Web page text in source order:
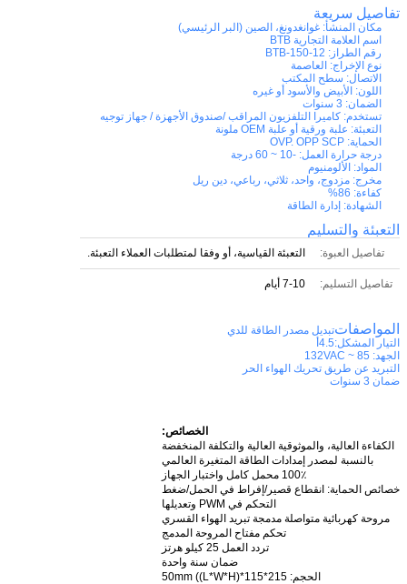
تفاصيل سريعة
مكان المنشأ: غوانغدونغ، الصين (البر الرئيسي)
اسم العلامة التجارية BTB
رقم الطراز: BTB-150-12
نوع الإخراج: العاصمة
الاتصال: سطح المكتب
اللون: الأبيض والأسود أو غيره
الضمان: 3 سنوات
تستخدم: كاميرا التلفزيون المراقب /صندوق الأجهزة / جهاز توجيه
التعبئة: علبة ورقية أو علبة OEM ملونة
الحماية: OVP. OPP SCP
درجة حرارة العمل: -10 ~ 60 درجة
المواد: الألومنيوم
مخرج: مزدوج، واحد، ثلاثي، رباعي، دين ريل
كفاءة: 86%
الشهادة: إدارة الطاقة
التعبئة والتسليم
تفاصيل العبوة: التعبئة القياسية، أو وفقا لمتطلبات العملاء التعبئة.
تفاصيل التسليم: 7-10 أيام
المواصفاتتبديل مصدر الطاقة للدي
التيار المشكل:4.5أ
الجهد: 85 ~ 132VAC
التبريد عن طريق تحريك الهواء الحر
ضمان 3 سنوات
الخصائص:
الكفاءة العالية، والموثوقية العالية والتكلفة المنخفضة
بالنسبة لمصدر إمدادات الطاقة المتغيرة العالمي
100٪ محمل كامل واختبار الجهاز
خصائص الحماية: انقطاع قصير/إفراط في الحمل/ضغط
التحكم في PWM وتعديلها
مروحة كهربائية متواصلة مدمجة تبريد الهواء القسري
تحكم مفتاح المروحة المدمج
تردد العمل 25 كيلو هرتز
ضمان سنة واحدة
الحجم: 215*115*50mm ((L*W*H)